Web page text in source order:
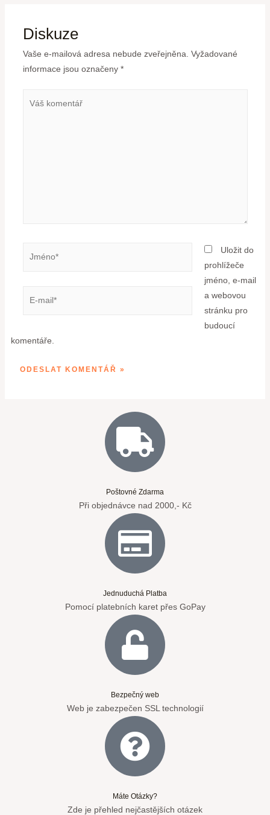
Diskuze
Vaše e-mailová adresa nebude zveřejněna. Vyžadované
informace jsou označeny *
Uložit do
prohlížeče
jméno, e-mail
a webovou
stránku pro
budoucí
komentáře.
Poštovné Zdarma
Při objednávce nad 2000,- Kč
Jednuduchá Platba
Pomocí platebních karet přes GoPay
Bezpečný web
Web je zabezpečen SSL technologií
Máte Otázky?
Zde je přehled nejčastějších otázek